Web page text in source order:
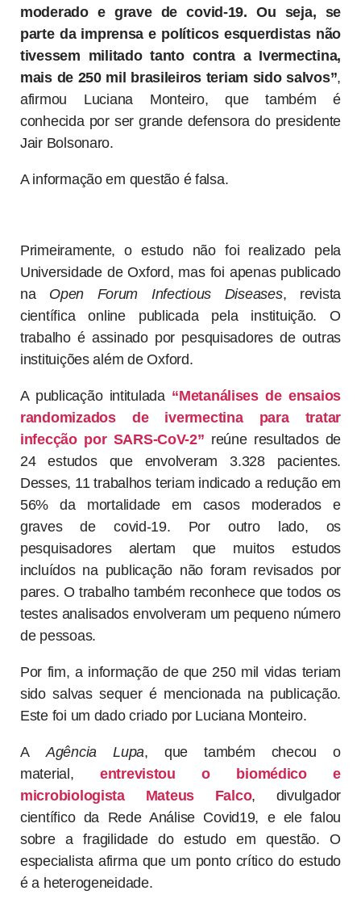
moderado e grave de covid-19. Ou seja, se
parte da imprensa e políticos esquerdistas não
tivessem militado tanto contra a Ivermectina,
mais de 250 mil brasileiros teriam sido salvos”,
afirmou Luciana Monteiro, que também é
conhecida por ser grande defensora do presidente
Jair Bolsonaro.
A informação em questão é falsa.
Primeiramente, o estudo não foi realizado pela
Universidade de Oxford, mas foi apenas publicado
na Open Forum Infectious Diseases, revista
científica online publicada pela instituição. O
trabalho é assinado por pesquisadores de outras
instituições além de Oxford.
A publicação intitulada “Metanálises de ensaios
randomizados de ivermectina para tratar
infecção por SARS-CoV-2” reúne resultados de
24 estudos que envolveram 3.328 pacientes.
Desses, 11 trabalhos teriam indicado a redução em
56% da mortalidade em casos moderados e
graves de covid-19. Por outro lado, os
pesquisadores alertam que muitos estudos
incluídos na publicação não foram revisados por
pares. O trabalho também reconhece que todos os
testes analisados envolveram um pequeno número
de pessoas.
Por fim, a informação de que 250 mil vidas teriam
sido salvas sequer é mencionada na publicação.
Este foi um dado criado por Luciana Monteiro.
A Agência Lupa, que também checou o
material, entrevistou o biomédico e
microbiologista Mateus Falco, divulgador
científico da Rede Análise Covid19, e ele falou
sobre a fragilidade do estudo em questão. O
especialista afirma que um ponto crítico do estudo
é a heterogeneidade.